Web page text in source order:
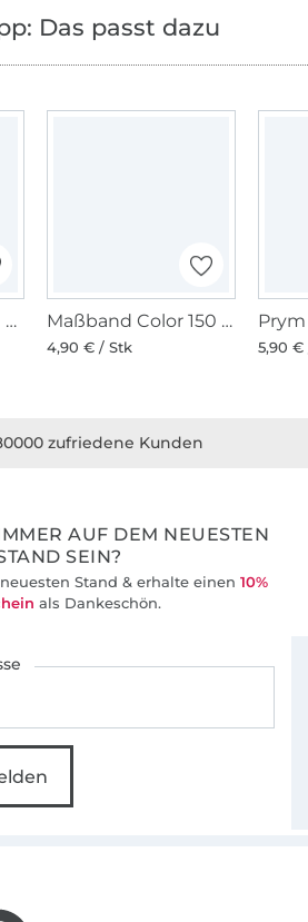
Das passt dazu
Prym Handmaß, 21 cm-Skala Maßband Color 150 cm
4,90 € / Stk 5,90 €
AUF DEM NEUESTEN
SEIN?
Stand & erhalte einen 10%
als Dankeschön.